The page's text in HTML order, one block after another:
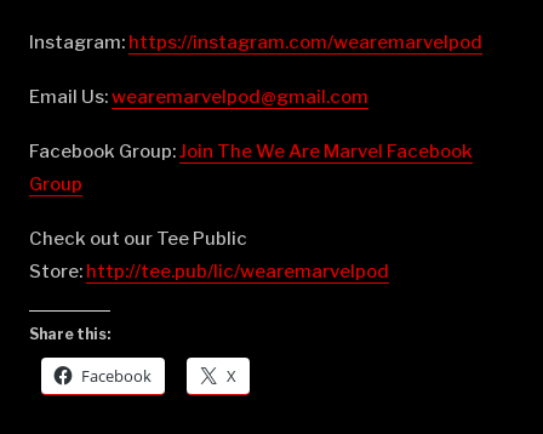
Instagram: ⁠⁠⁠⁠⁠⁠⁠⁠⁠⁠⁠⁠⁠⁠⁠⁠⁠⁠⁠⁠⁠⁠⁠⁠⁠⁠⁠⁠⁠⁠⁠⁠⁠⁠⁠⁠⁠⁠⁠⁠⁠⁠⁠⁠⁠⁠⁠⁠⁠⁠⁠⁠⁠⁠⁠⁠⁠⁠⁠⁠⁠⁠⁠⁠⁠⁠⁠⁠⁠⁠⁠⁠⁠⁠⁠⁠⁠⁠⁠https://instagram.com/wearemarvelpod⁠⁠⁠⁠⁠⁠⁠⁠⁠⁠⁠⁠⁠⁠⁠⁠⁠⁠⁠⁠⁠⁠⁠⁠⁠⁠⁠⁠⁠⁠⁠⁠⁠⁠⁠⁠⁠⁠⁠⁠⁠⁠⁠⁠⁠⁠⁠⁠⁠⁠⁠⁠⁠⁠⁠⁠⁠⁠⁠⁠⁠⁠⁠⁠⁠⁠⁠⁠⁠⁠⁠⁠⁠⁠⁠⁠⁠⁠⁠
Email Us:⁠⁠⁠⁠⁠⁠⁠⁠⁠⁠⁠⁠⁠⁠⁠⁠⁠⁠⁠⁠⁠⁠⁠⁠⁠⁠⁠⁠⁠⁠⁠⁠⁠⁠⁠⁠⁠⁠⁠⁠⁠⁠⁠⁠⁠⁠⁠⁠⁠⁠⁠⁠⁠⁠⁠⁠⁠⁠⁠⁠⁠⁠⁠⁠⁠⁠⁠⁠⁠⁠⁠⁠⁠⁠⁠⁠⁠⁠⁠wearemarvelpod@gmail.com⁠⁠⁠⁠⁠⁠⁠⁠⁠⁠⁠⁠⁠⁠⁠⁠⁠⁠⁠⁠⁠⁠⁠⁠⁠⁠⁠⁠⁠⁠⁠⁠⁠⁠⁠⁠⁠⁠⁠⁠⁠⁠⁠⁠⁠⁠⁠⁠⁠⁠⁠⁠⁠⁠⁠⁠⁠⁠⁠⁠⁠⁠⁠⁠⁠⁠⁠⁠⁠⁠⁠⁠⁠⁠⁠⁠⁠⁠⁠
Facebook Group:⁠⁠⁠⁠⁠⁠⁠⁠⁠⁠⁠⁠⁠⁠⁠⁠⁠⁠⁠⁠⁠⁠⁠⁠⁠⁠⁠⁠⁠⁠⁠⁠⁠⁠⁠⁠⁠⁠⁠⁠⁠⁠⁠⁠⁠⁠⁠⁠⁠⁠⁠⁠⁠⁠⁠⁠⁠⁠⁠⁠⁠⁠⁠⁠⁠⁠⁠⁠⁠⁠⁠⁠⁠⁠⁠⁠⁠⁠⁠Join The We Are Marvel Facebook
Group⁠⁠⁠⁠⁠⁠⁠⁠⁠⁠⁠⁠⁠⁠⁠⁠⁠⁠⁠⁠⁠⁠⁠⁠⁠⁠⁠⁠⁠⁠⁠⁠⁠⁠⁠⁠⁠⁠⁠⁠⁠⁠⁠⁠⁠⁠⁠⁠⁠⁠⁠⁠⁠⁠⁠⁠⁠⁠⁠⁠⁠⁠⁠⁠⁠⁠⁠⁠⁠⁠⁠⁠⁠⁠⁠⁠⁠⁠⁠
Check out our Tee Public
Store: ⁠⁠⁠⁠⁠⁠⁠⁠⁠⁠⁠⁠⁠⁠⁠⁠⁠⁠⁠⁠⁠⁠⁠⁠⁠⁠⁠⁠⁠⁠⁠⁠⁠⁠⁠⁠⁠⁠⁠⁠⁠⁠⁠⁠⁠⁠⁠⁠⁠⁠⁠⁠⁠⁠⁠⁠⁠⁠⁠⁠⁠⁠⁠⁠⁠⁠⁠⁠⁠⁠⁠⁠⁠⁠⁠⁠⁠⁠⁠http://tee.pub/lic/wearemarvelpod⁠
Share this:
Facebook X